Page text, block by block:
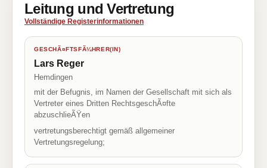
Leitung und Vertretung
Vollständige Registerinformationen
GESCHÃ¤FTSFÃ¼HRER(IN)
Lars Reger
Hemdingen
mit der Befugnis, im Namen der Gesellschaft mit sich als
Vertreter eines Dritten RechtsgeschÃ¤fte
abzuschlieÃŸen
vertretungsberechtigt gemäß allgemeiner
Vertretungsregelung;